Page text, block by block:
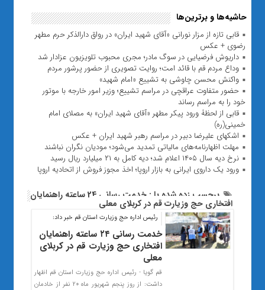
حاشیه‌ها و برترین‌ها
قابی تازه از مزار نورانی «آقای شهید ایران» در رواق دارالذکر حرم مطهر
رضوی + عکس
داریوش فرضیایی در سوگ مادر؛ مجری محبوب تلویزیون عزادار شد
وداع مردم قم با قائد امت؛ روایت تصویری از حضور پرشور مردم
واکنش محسن چاوشی به تشییع «امام شهید»
حضور متفاوت عراقچی در مراسم تشییع؛ وزیر امور خارجه با موتور
خود را به مراسم رساند
قابی از لحظۀ ورود پیکر مطهر «آقای شهید ایران» به مصلای امام
خمینی(ره)
اشکهای علیرضا دبیر در مراسم رهبر شهید ایران + عکس
مهلت اظهارنامه‌های مالیاتی تمدید می‌شود؛ مودیان نگران نباشند
نرخ دیه سال ۱۴۰۵ اعلام شد؛ دیه کامل به ۲۱ میلیارد ریال رسید
ورود یک داروی ایرانی به بازار اروپا؛ اخذ مجوز فروش از اتحادیه اروپا
برچسب زده شده با : خدمت رسانی 24 ساعته راهنمایان
افتخاری حج وزیارت قم در کربلای معلی
رئیس اداره حج وزیارت استان قم خبر داد:
خدمت رسانی ۲۴ ساعته راهنمایان
افتخاری حج وزیارت قم در کربلای
معلی
قم گویا - رئیس اداره حج وزیارت استان قم اظهار
داشت: از روز پنجم شهریور ماه 20 نفر از خادمان